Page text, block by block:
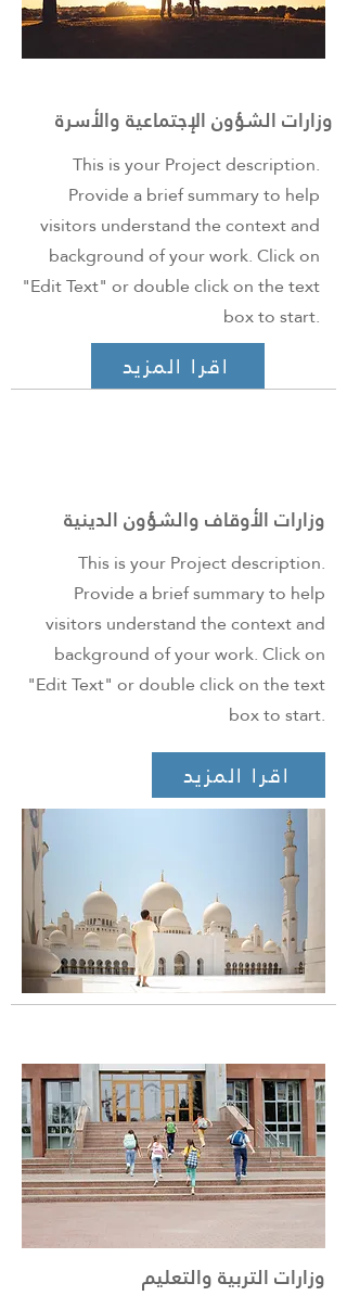
وزارات الشؤون الإجتماعية والأسرة
This is your Project description.
Provide a brief summary to help
visitors understand the context and
background of your work. Click on
"Edit Text" or double click on the text
box to start.
اقرا المزيد
وزارات الأوقاف والشؤون الدينية
This is your Project description.
Provide a brief summary to help
visitors understand the context and
background of your work. Click on
"Edit Text" or double click on the text
box to start.
اقرا المزيد
وزارات التربية والتعليم